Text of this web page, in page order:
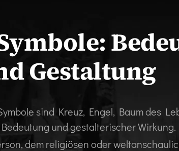
Gestaltung
sind Kreuz, Engel, Baum des
und gestalterischer Wirkung.
dem religiösen oder